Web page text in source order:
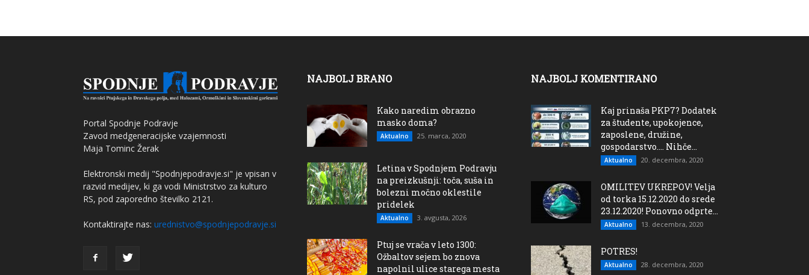
Portal Spodnje Podravje
Zavod medgeneracijske vzajemnosti
Maja Tominc Žerak
Elektronski medij "Spodnjepodravje.si" je vpisan v
razvid medijev, ki ga vodi Ministrstvo za kulturo
RS, pod zaporedno številko 2121.
Kontaktirajte nas: urednistvo@spodnjepodravje.si
NAJBOLJ BRANO
Kako naredim obrazno
masko doma?
Aktualno 25. marca, 2020
Letina v Spodnjem Podravju
na preizkušnji: toča, suša in
bolezni močno oklestile
pridelek
Aktualno 3. avgusta, 2026
Ptuj se vrača v leto 1300:
Ožbaltov sejem bo znova
napolnil ulice starega mesta
NAJBOLJ KOMENTIRANO
Kaj prinaša PKP7? Dodatek
za študente, upokojence,
zaposlene, družine,
gospodarstvo…. Nihče...
Aktualno 20. decembra, 2020
OMILITEV UKREPOV! Velja
od torka 15.12.2020 do srede
23.12.2020! Ponovno odprte...
Aktualno 13. decembra, 2020
POTRES!
Aktualno 28. decembra, 2020